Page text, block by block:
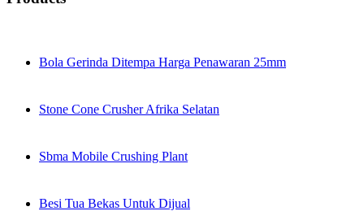
Bola Gerinda Ditempa Harga Penawaran 25mm
Stone Cone Crusher Afrika Selatan
Sbma Mobile Crushing Plant
Besi Tua Bekas Untuk Dijual